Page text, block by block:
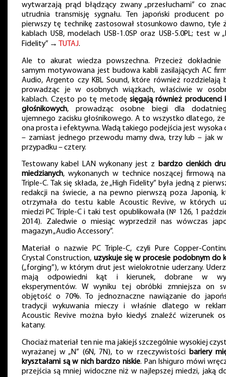
wytwarzają prąd błądzący zwany „przesłuchami” co
utrudnia transmisję sygnału. Ten japoński producent
pierwszy tę technikę zastosował stosunkowo dawno, tyle
kablach USB, modelach USB-1.0SP oraz USB-5.0PL; test w
Fidelity” →
TUTAJ.
Ale to akurat wiedza powszechna. Przecież dokładnie
samym motywowana jest budowa kabli zasilających AC
Audio, Argento czy KBL Sound, które również rozdzielają
prowadząc je w osobnych wiązkach, właściwie w
kablach. Często po tę metodę sięgają również producenci
głośnikowych, prowadząc osobne biegi dla
ujemnego zacisku głośnikowego. A to wszystko dlatego,
ona prosta i efektywna. Wadą takiego podejścia jest wysoka
– zamiast jednego przewodu mamy dwa, trzy lub – jak w
przypadku – cztery.
Testowany kabel LAN wykonany jest z bardzo cienkich
miedzianych, wykonanych w technice noszącej firmową
Triple-C. Tak się składa, że „High Fidelity” była jedną z
redakcji na świecie, a na pewno pierwszą poza Japonią,
otrzymała do testu kable Acoustic Revive, w których
miedzi PC Triple-C i taki test opublikowała (№ 126, 1
2014). Zaledwie o miesiąc wyprzedził nas wówczas
magazyn „Audio Accessory”.
Materiał o nazwie PC Triple-C, czyli Pure Copper-
Crystal Construction, uzyskuje się w procesie podobnym do
(„forging”), w którym drut jest wielokrotnie uderzany.
mają odpowiedni kąt i kierunek, dobrane w
eksperymentów. W wyniku tej obróbki zmniejsza on
objętość o 70%. To jednoznaczne nawiązanie do
tradycji wykuwania mieczy i właśnie dlatego w
Acoustic Revive można było kiedyś znaleźć wizerunek
katany.
Chociaż materiał ten nie ma jakiejś szczególnie wysokiej
wyrażanej w „N” (6N, 7N), to w rzeczywistości bariery
kryształami są w nich bardzo niskie. Pan Ishiguro mówi
przejścia są mniej widoczne niż w najlepszej miedzi, jaką